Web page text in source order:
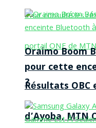
Résultats
d’Ayoba, MTN
Oraimo Boom
pour cette
?